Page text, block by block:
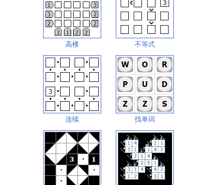
高楼 不等式
连续 找单词